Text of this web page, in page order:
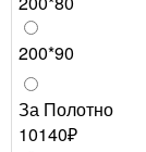
200*90
За Полотно
10140₽